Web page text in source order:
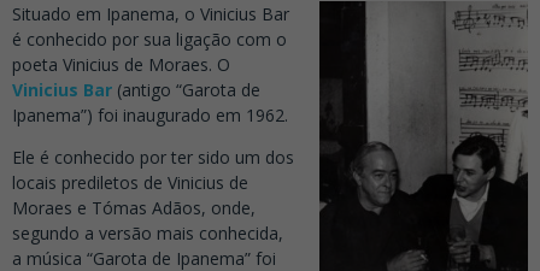
Situado em Ipanema, o Vinicius Bar
é conhecido por sua ligação com o
poeta Vinicius de Moraes. O
Vinicius Bar (antigo “Garota de
Ipanema”) foi inaugurado em 1962.
Ele é conhecido por ter sido um dos
locais prediletos de Vinicius de
Moraes e Tómas Adãos, onde,
segundo a versão mais conhecida,
a música “Garota de Ipanema” foi